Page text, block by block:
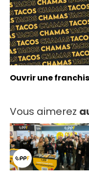
Ouvrir une
Vous aimerez